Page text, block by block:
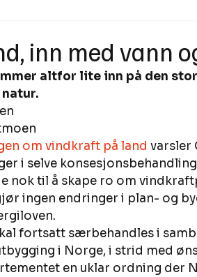
Ukens innlegg
inn med vann
altfor lite inn på den
om vindkraft på land varsler
i selve
nok til å skape ro om
ingen endringer i plan- og
fortsatt særbehandles i
i Norge, i strid med
en uklar ordning der